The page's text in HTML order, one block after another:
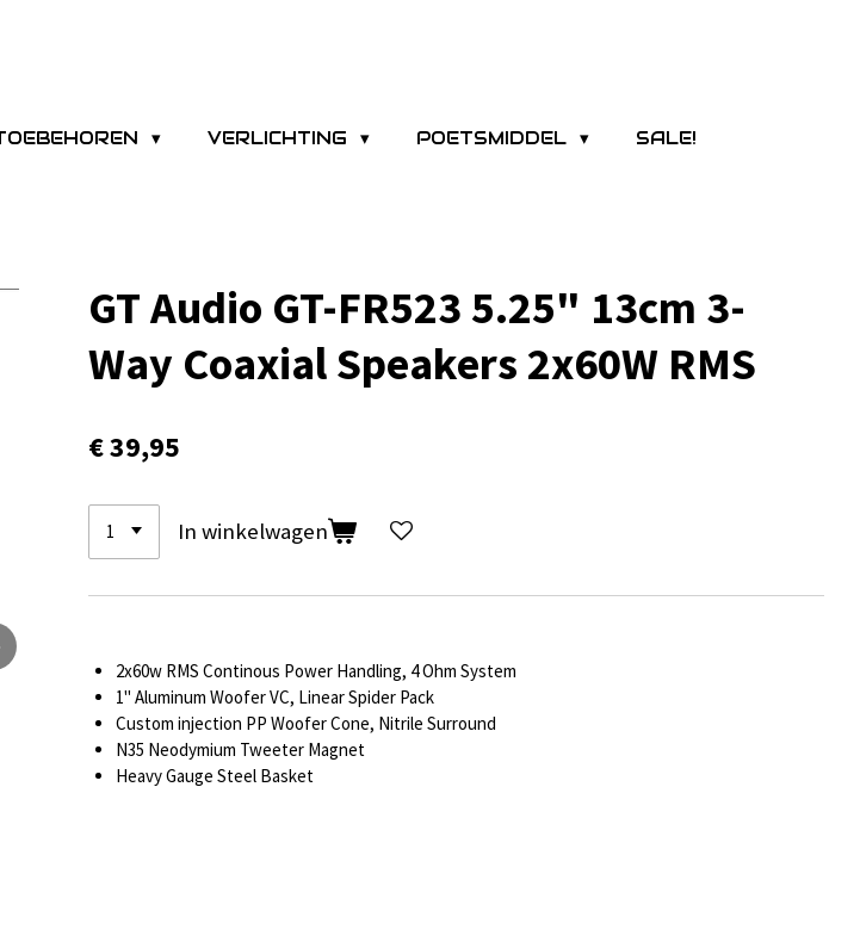
VERLICHTING POETSMIDDEL
SALE!
GT Audio GT-FR523 5.25" 13cm 3-
Way Coaxial Speakers 2x60W RMS
€ 39,95
In winkelwagen
2x60w RMS Continous Power Handling, 4 Ohm System
1" Aluminum Woofer VC, Linear Spider Pack
Custom injection PP Woofer Cone, Nitrile Surround
N35 Neodymium Tweeter Magnet
Heavy Gauge Steel Basket